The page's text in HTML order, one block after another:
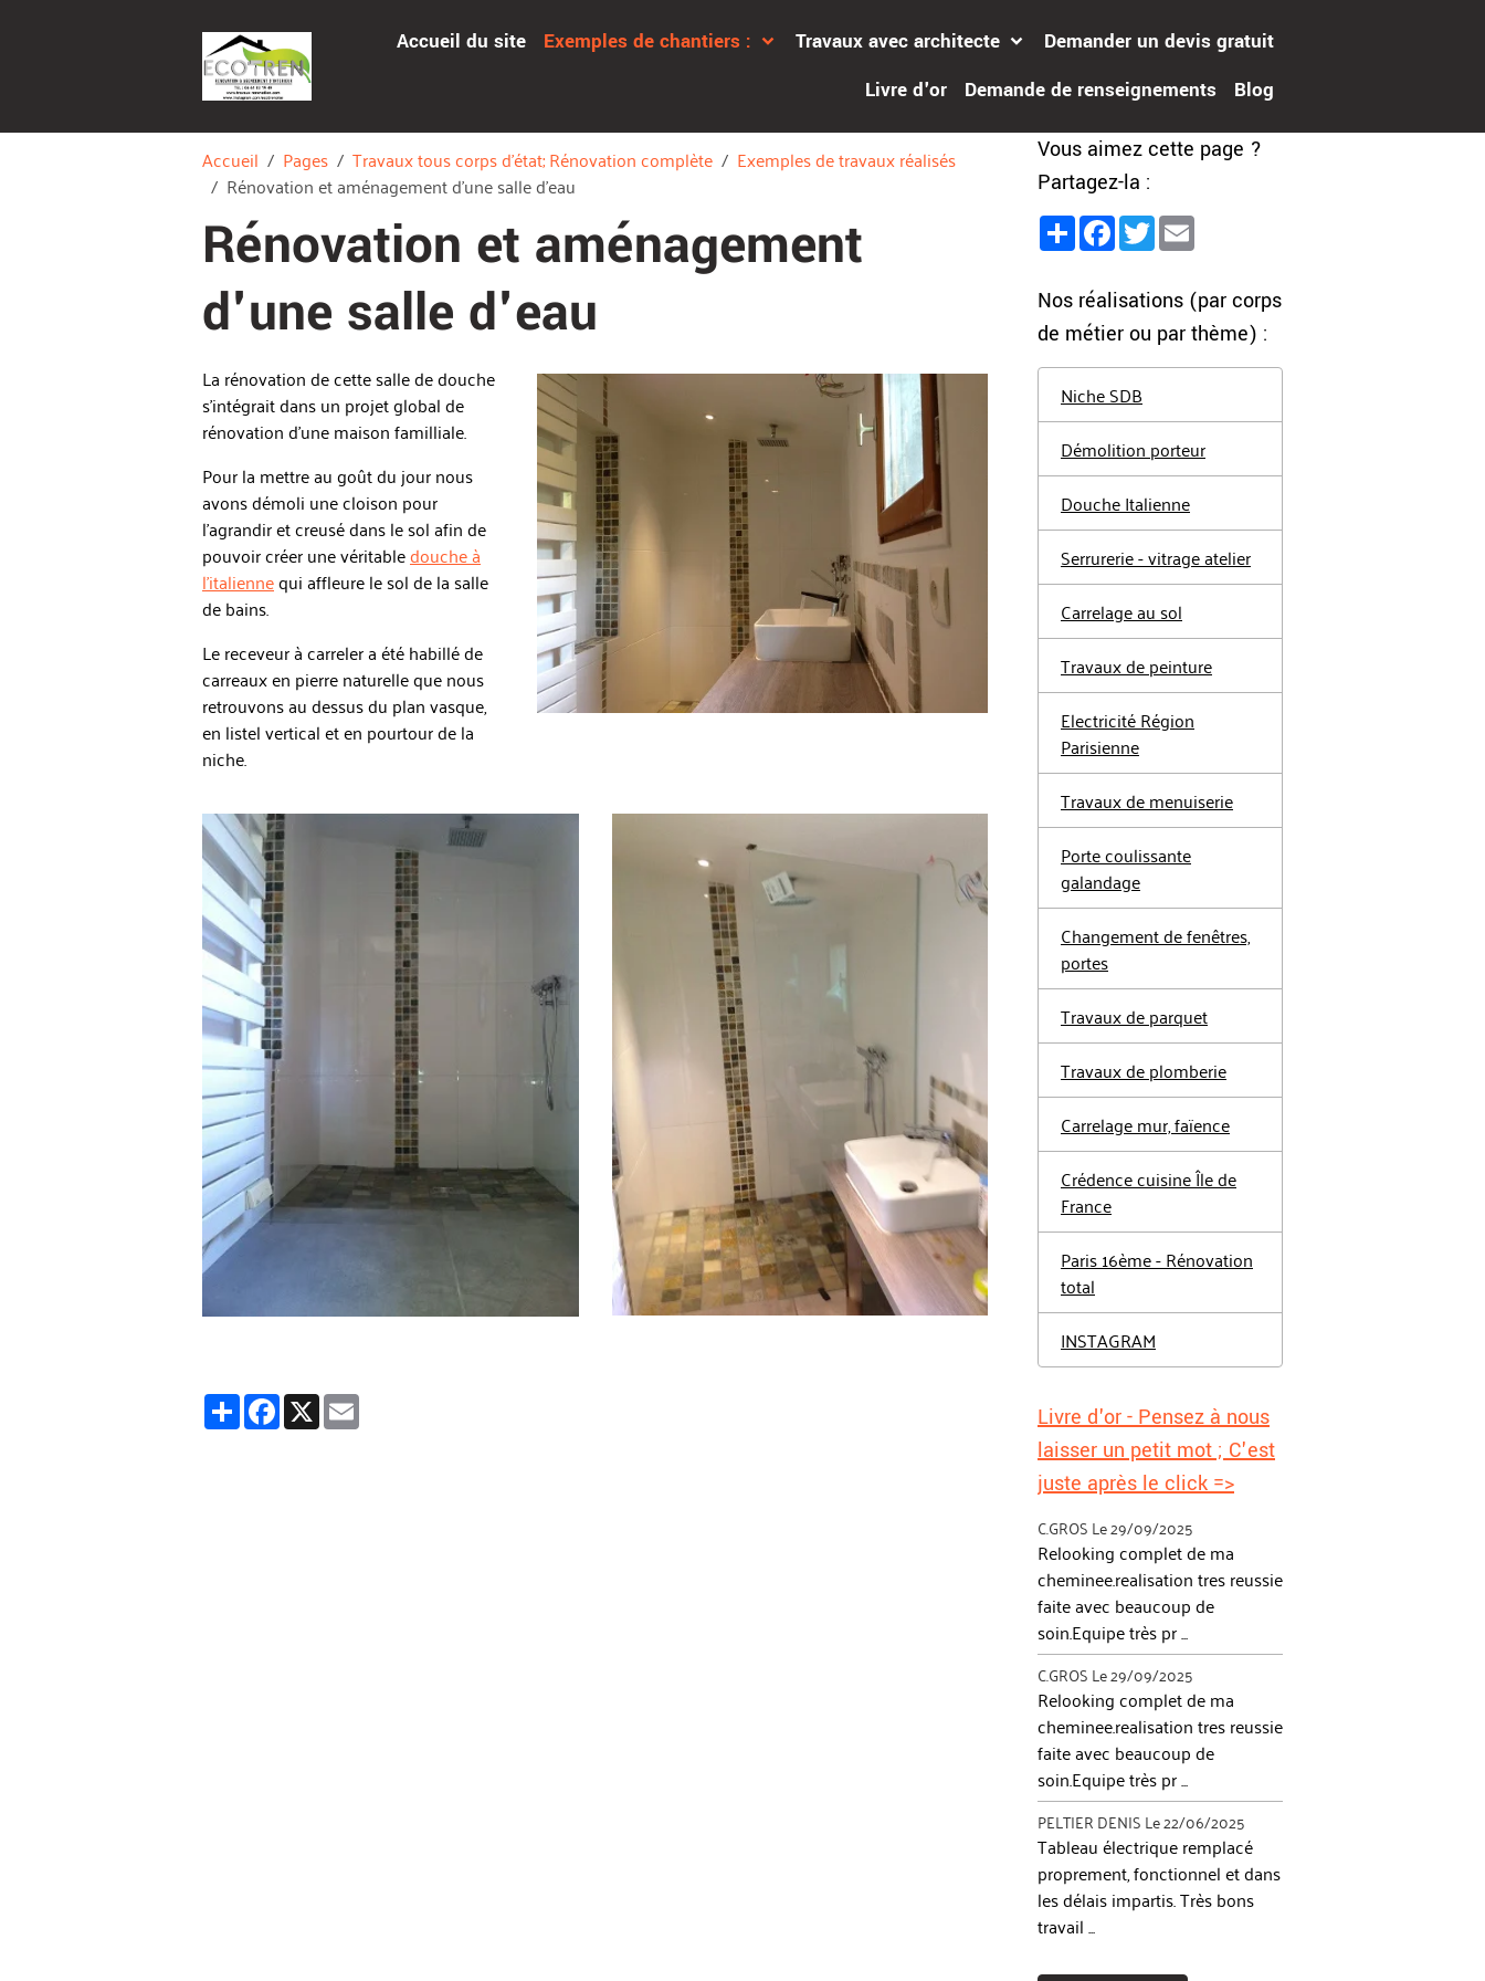
Accueil du site Exemples de chantiers : Travaux avec architecte
Demander un devis gratuit
Livre d'or
Demande de renseignements Blog
Accueil Pages Travaux tous corps d'état; Rénovation complète
Exemples de travaux réalisés
Rénovation et aménagement d'une salle d'eau
Rénovation et aménagement
d'une salle d'eau
La rénovation de cette salle de douche
s'intégrait dans un projet global de
rénovation d'une maison familliale.
Pour la mettre au goût du jour nous
avons démoli une cloison pour
l'agrandir et creusé dans le sol afin de
pouvoir créer une véritabledouche à
l'italiennequi affleure le sol de la salle
de bains.
Le receveur à carreler a été habillé de
carreaux en pierre naturelle que nous
retrouvons au dessus du plan vasque,
en listel vertical et en pourtour de la
niche.
PartagerFacebook
X
Vous aimez cette page ?
Partagez-la :
PartagerFacebook
Twitter
Nos réalisations (par corps
de métier ou par thème) :
Niche SDB
Démolition porteur
Douche Italienne
Serrurerie - vitrage atelier
Carrelage au sol
Travaux de peinture
Electricité Région
Parisienne
Travaux de menuiserie
Porte coulissante
galandage
Changement de fenêtres,
portes
Travaux de parquet
Travaux de plomberie
Carrelage mur, faïence
Crédence cuisine Île de
France
Paris 16ème - Rénovation
total
INSTAGRAM
Livre d'or - Pensez à nous
laisser un petit mot ; C'est
juste après le click =>
C.GROS Le 29/09/2025
Relooking complet de ma
cheminee.realisation tres reussie
faite avec beaucoup de
soin.Equipe très pr ...
C.GROS Le 29/09/2025
Relooking complet de ma
cheminee.realisation tres reussie
faite avec beaucoup de
soin.Equipe très pr ...
PELTIER DENIS Le 22/06/2025
Tableau électrique remplacé
proprement, fonctionnel et dans
les délais impartis. Très bons
travail ...